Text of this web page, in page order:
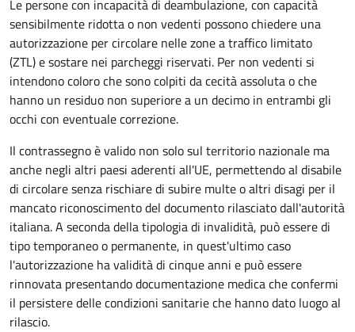
Le persone con incapacità di deambulazione, con capacità
sensibilmente ridotta o non vedenti possono chiedere una
autorizzazione per circolare nelle zone a traffico limitato
(ZTL) e sostare nei parcheggi riservati. Per non vedenti si
intendono coloro che sono colpiti da cecità assoluta o che
hanno un residuo non superiore a un decimo in entrambi gli
occhi con eventuale correzione.
Il contrassegno è valido non solo sul territorio nazionale ma
anche negli altri paesi aderenti all'UE, permettendo al disabile
di circolare senza rischiare di subire multe o altri disagi per il
mancato riconoscimento del documento rilasciato dall'autorità
italiana. A seconda della tipologia di invalidità, può essere di
tipo temporaneo o permanente, in quest'ultimo caso
l'autorizzazione ha validità di cinque anni e può essere
rinnovata presentando documentazione medica che confermi
il persistere delle condizioni sanitarie che hanno dato luogo al
rilascio.